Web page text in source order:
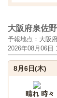
大阪府泉佐
予報地点：大阪
2026年08月06日
8月6日(木)
晴れ 時々